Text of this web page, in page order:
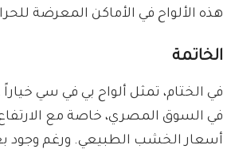
هذه الألواح في الأماكن المعرضة
الخاتمة
في الختام، تمثل ألواح بي في سي خياراً
في السوق المصري، خاصة مع
أسعار الخشب الطبيعي. ورغم وجود